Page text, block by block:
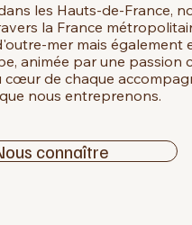
les Hauts-de-France,
la France
mer mais également
animée par une passion
cœur de chaque
nous entreprenons.
connaître